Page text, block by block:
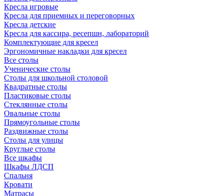
Кресла игровые
Кресла для приемных и переговорных
Кресла детские
Кресла для кассира, ресепшн, лабораторий
Комплектующие для кресел
Эргономичные накладки для кресел
Все столы
Ученические столы
Столы для школьной столовой
Квадратные столы
Пластиковые столы
Стеклянные столы
Овальные столы
Прямоугольные столы
Раздвижные столы
Столы для улицы
Круглые столы
Все шкафы
Шкафы ЛДСП
Спальня
Кровати
Матрасы